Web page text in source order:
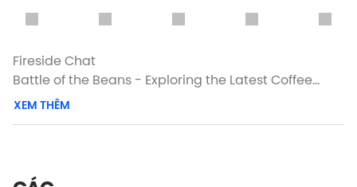
Fireside Chat
Battle of the Beans - Exploring the Latest Coffee
Trends in Search of the Perfect Cup.
Lacàph
XEM THÊM